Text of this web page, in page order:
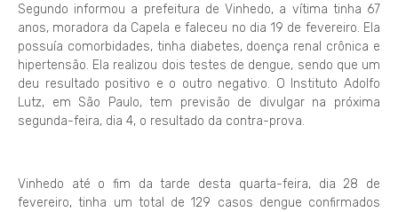
Segundo informou a prefeitura de Vinhedo, a vítima tinha 67
anos, moradora da Capela e faleceu no dia 19 de fevereiro. Ela
possuía comorbidades, tinha diabetes, doença renal crônica e
hipertensão. Ela realizou dois testes de dengue, sendo que um
deu resultado positivo e o outro negativo. O Instituto Adolfo
Lutz, em São Paulo, tem previsão de divulgar na próxima
segunda-feira, dia 4, o resultado da contra-prova.
Vinhedo até o fim da tarde desta quarta-feira, dia 28 de
fevereiro, tinha um total de 129 casos dengue confirmados